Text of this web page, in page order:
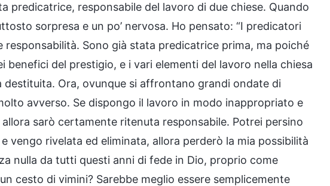
predicatrice, responsabile del lavoro di due chiese. Quando
sorpresa e un po’ nervosa. Ho pensato: “I predicatori
Sono già stata predicatrice prima, ma poiché
del prestigio, e i vari elementi del lavoro nella chiesa
Ora, ovunque si affrontano grandi ondate di
avverso. Se dispongo il lavoro in modo inappropriato e
sarò certamente ritenuta responsabile. Potrei persino
vengo rivelata ed eliminata, allora perderò la mia possibilità
nulla da tutti questi anni di fede in Dio, proprio come
cesto di vimini? Sarebbe meglio essere semplicemente